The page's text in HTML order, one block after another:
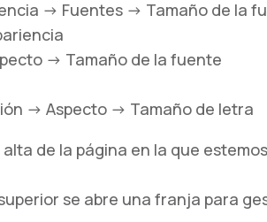
-> Fuentes -> Tamaño de la
-> Tamaño de la fuente
-> Aspecto -> Tamaño de letra
de la página en la que
superior se abre una franja para